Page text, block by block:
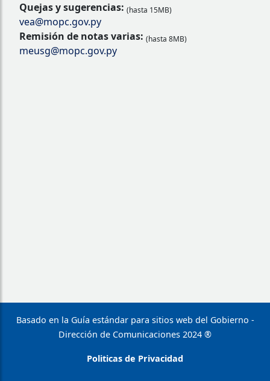
Quejas y sugerencias: (hasta 15MB)
vea@mopc.gov.py
Remisión de notas varias: (hasta 8MB)
meusg@mopc.gov.py
Basado en la Guía estándar para sitios web del Gobierno -
Dirección de Comunicaciones 2024 ®
Politicas de Privacidad